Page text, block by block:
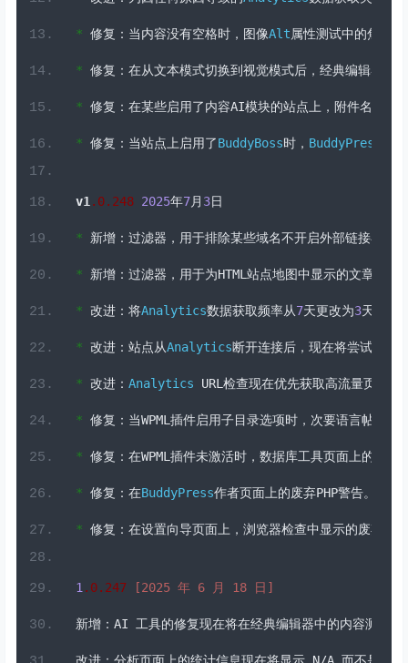
* 修复：当内容没有空格时，图像Alt属性测试中的焦点
* 修复：在从文本模式切换到视觉模式后，经典编辑器中
* 修复：在某些启用了内容AI模块的站点上，附件名称和
* 修复：当站点上启用了BuddyBoss时， BuddyPress
v1 . 0.248 2025年7月 3日
* 新增：过滤器，用于排除某些域名不开启外部链接在新
* 新增：过滤器，用于为HTML 站点地图中显示的文章设置
* 改进：将Analytics数据获取频率从7天更改为3天，以
* 改进：站点从Analytics断开连接后，现在将尝试在后
* 改进： Analytics URL 检查现在优先获取高流量页面，
* 修复：当WPML 插件启用子目录选项时，次要语言帖子的
* 修复：在WPML 插件未激活时，数据库工具页面上的
* 修复：在BuddyPress作者页面上的废弃PHP警告。
* 修复：在设置向导页面上，浏览器检查中显示的废弃警
1 .0. 247 [2025 年 6 月 18 日]
新增： AI 工具的修复现在将在经典编辑器中的内容测试上